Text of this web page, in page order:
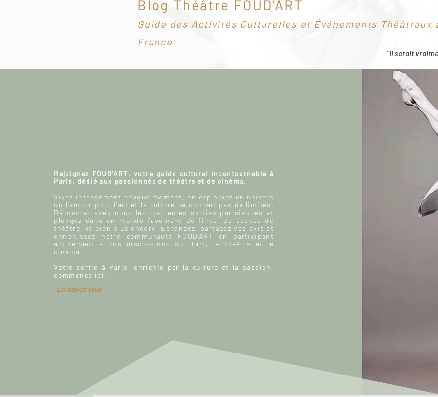
Blog Théâtre FOUD'ART
Guide des Activités Culturelles et Événements Théâtraux
France
"Il serait
Rejoignez FOUD'ART, votre guide culturel incontournable à
Paris, dédié aux passionnés de théâtre et de cinéma.
Vivez intensément chaque moment, en explorant un univers
où l'amour pour l'art et la culture ne connaît pas de limites.
Découvrez avec nous les meilleures sorties parisiennes et
plongez dans un monde fascinant de films, de scènes de
théâtre, et bien plus encore. Échangez, partagez vos avis et
enrichissez notre communauté FOUD'ART en participant
activement à nos discussions sur l’art, le théâtre et le
cinéma.
Votre sortie à Paris, enrichie par la culture et la passion,
commence ici.
En savoir plus